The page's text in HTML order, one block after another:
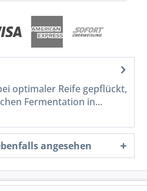
optimaler Reife gepflückt,
Fermentation in...
angesehen